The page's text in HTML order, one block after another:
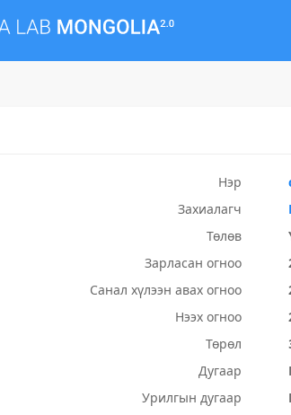
Нэр
Захиалагч
Төлөв
Зарласан огноо
Санал хүлээн авах огноо
Нээх огноо
Төрөл
Дугаар
Урилгын дугаар